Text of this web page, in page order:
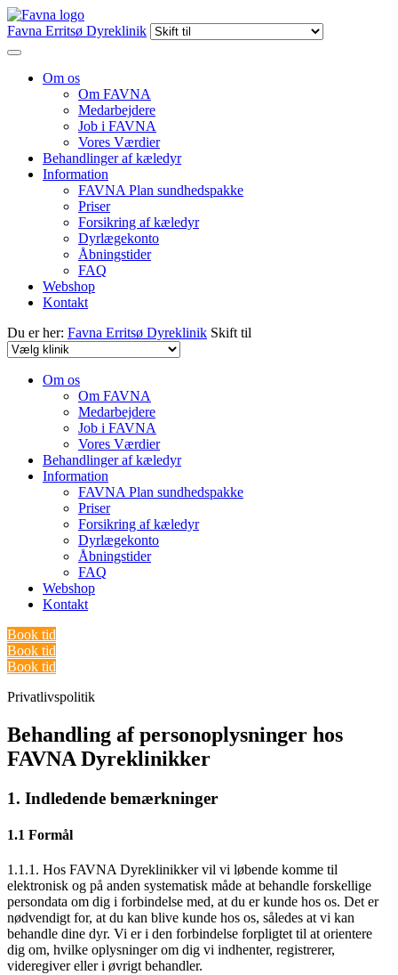
Favna Erritsø Dyreklinik
Om os
Om FAVNA
Medarbejdere
Job i FAVNA
Vores Værdier
Behandlinger af kæledyr
Information
FAVNA Plan sundhedspakke
Priser
Forsikring af kæledyr
Dyrlægekonto
Åbningstider
FAQ
Webshop
Kontakt
Du er her: Favna Erritsø Dyreklinik Skift til
Om os
Om FAVNA
Medarbejdere
Job i FAVNA
Vores Værdier
Behandlinger af kæledyr
Information
FAVNA Plan sundhedspakke
Priser
Forsikring af kæledyr
Dyrlægekonto
Åbningstider
FAQ
Webshop
Kontakt
Book tid
Book tid
Book tid
Privatlivspolitik
Behandling af personoplysninger hos
FAVNA Dyreklinikker
1. Indledende bemærkninger
1.1 Formål
1.1.1. Hos FAVNA Dyreklinikker vil vi løbende komme til
elektronisk og på anden systematisk måde at behandle forskellige
persondata om dig i forbindelse med, at du er kunde hos os. Det er
nødvendigt for, at du kan blive kunde hos os, således at vi kan
behandle dine dyr. Vi er i den forbindelse forpligtet til at orientere
dig om, hvilke oplysninger om dig vi indhenter, registrerer,
videregiver eller i øvrigt behandler.